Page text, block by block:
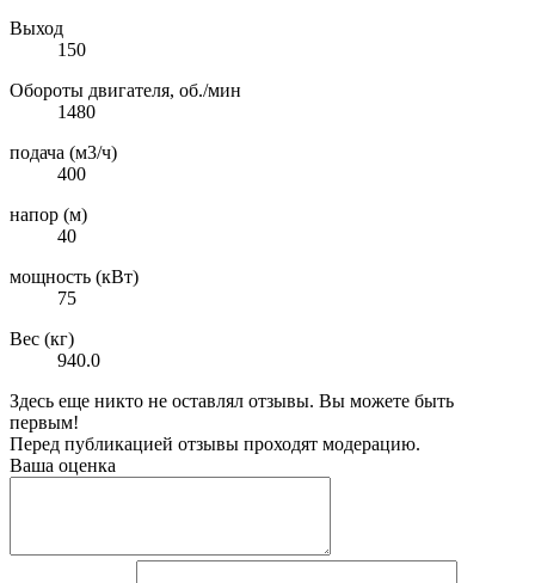
Выход
150
Обороты двигателя, об./мин
1480
подача (м3/ч)
400
напор (м)
40
мощность (кВт)
75
Вес (кг)
940.0
Здесь еще никто не оставлял отзывы. Вы можете быть
первым!
Перед публикацией отзывы проходят модерацию.
Ваша оценка